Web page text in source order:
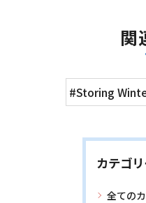
関
#Storing
カテゴ
全ての